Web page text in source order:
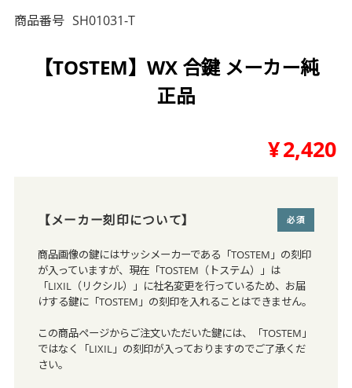
商品番号 SH01031-T
【TOSTEM】WX 合鍵 メーカー純
正品
¥2,420
【メーカー刻印について】
商品画像の鍵にはサッシメーカーである「TOSTEM」の刻印
が入っていますが、現在「TOSTEM（トステム）」は
「LIXIL（リクシル）」に社名変更を行っているため、お届
けする鍵に「TOSTEM」の刻印を入れることはできません。
この商品ページからご注文いただいた鍵には、「TOSTEM」
ではなく「LIXIL」の刻印が入っておりますのでご了承くだ
さい。